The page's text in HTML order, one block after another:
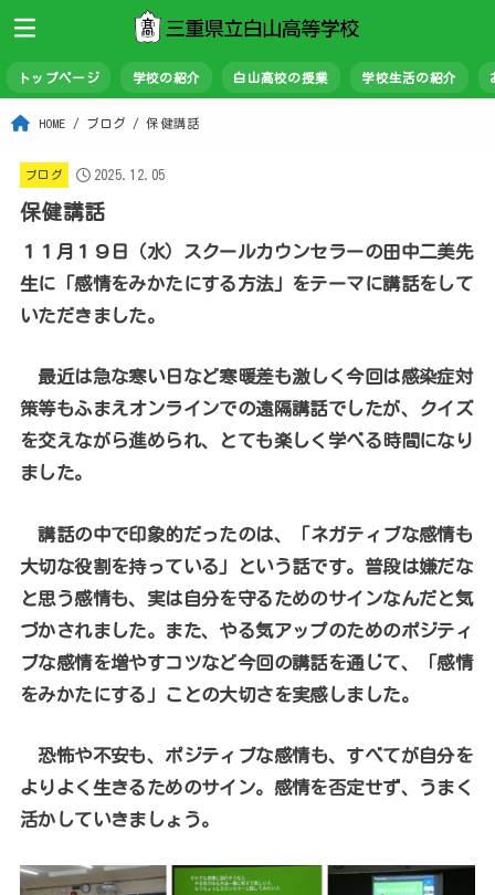
トップページ 学校の紹介 白山高校の授業 学校生活の紹介
HOME ブログ 保健講話
ブログ 2025.12.05
保健講話
１１月１９日（水）スクールカウンセラーの田中二美先
生に「感情をみかたにする方法」をテーマに講話をして
いただきました。
最近は急な寒い日など寒暖差も激しく今回は感染症対
策等もふまえオンラインでの遠隔講話でしたが、クイズ
を交えながら進められ、とても楽しく学べる時間になり
ました。
講話の中で印象的だったのは、「ネガティブな感情も
大切な役割を持っている」という話です。普段は嫌だな
と思う感情も、実は自分を守るためのサインなんだと気
づかされました。また、やる気アップのためのポジティ
ブな感情を増やすコツなど今回の講話を通じて、「感情
をみかたにする」ことの大切さを実感しました。
恐怖や不安も、ポジティブな感情も、すべてが自分を
よりよく生きるためのサイン。感情を否定せず、うまく
活かしていきましょう。